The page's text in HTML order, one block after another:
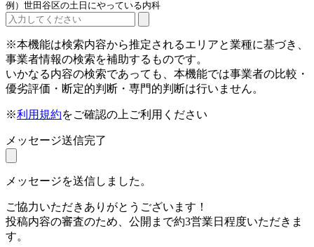
例）世田谷区の土日にやっている内科
※本機能は検索内容から推定されるエリアと業種に基づき、
事業者情報の検索を補助するものです。
いかなる内容の検索であっても、本機能では事業者の比較・
優劣評価・断定的判断・専門的判断は行いません。
※利用規約をご確認の上ご利用ください
メッセージ送信完了
メッセージを送信しました。
ご協力いただきありがとうございます！
投稿内容の審査のため、公開まで約3営業日程度いただきま
す。